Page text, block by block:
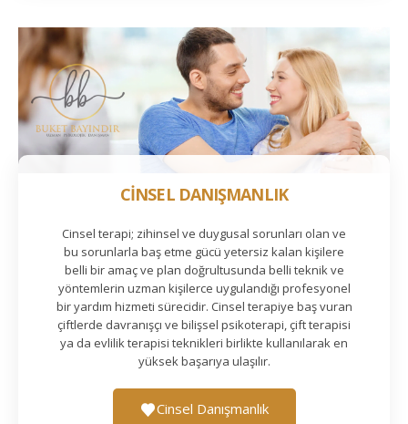
CİNSEL DANIŞMANLIK
Cinsel terapi; zihinsel ve duygusal sorunları olan ve
bu sorunlarla baş etme gücü yetersiz kalan kişilere
belli bir amaç ve plan doğrultusunda belli teknik ve
yöntemlerin uzman kişilerce uygulandığı profesyonel
bir yardım hizmeti sürecidir. Cinsel terapiye baş vuran
çiftlerde davranışçı ve bilişsel psikoterapi, çift terapisi
ya da evlilik terapisi teknikleri birlikte kullanılarak en
yüksek başarıya ulaşılır.
Cinsel Danışmanlık